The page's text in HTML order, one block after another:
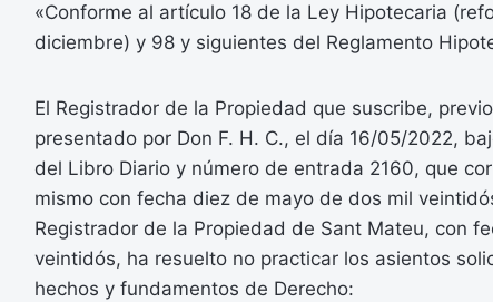
«Conforme al artículo 18 de la Ley Hipotecaria
diciembre) y 98 y siguientes del Reglamento
El Registrador de la Propiedad que suscribe,
presentado por Don F. H. C., el día 16/05/2022,
del Libro Diario y número de entrada 2160, que
mismo con fecha diez de mayo de dos mil
Registrador de la Propiedad de Sant Mateu, con
veintidós, ha resuelto no practicar los asientos
hechos y fundamentos de Derecho: